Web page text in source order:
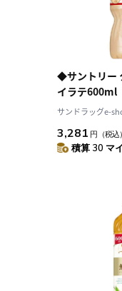
◆サントリー
イラテ600ml
サンドラッグe-
3,281 円 （税込）
積算 30 マ